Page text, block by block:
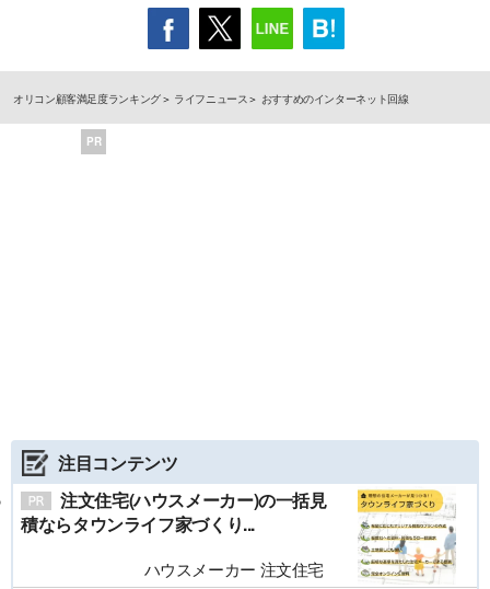
オリコン顧客満足度ランキング ライフニュース おすすめのインターネット回線
PR
注目コンテンツ
注文住宅(ハウスメーカー)の一括見
積ならタウンライフ家づくり...
ハウスメーカー 注文住宅